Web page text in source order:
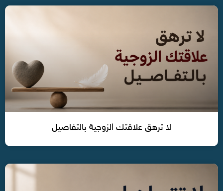
لا ترهق علاقتك الزوجية بالتفاصيل